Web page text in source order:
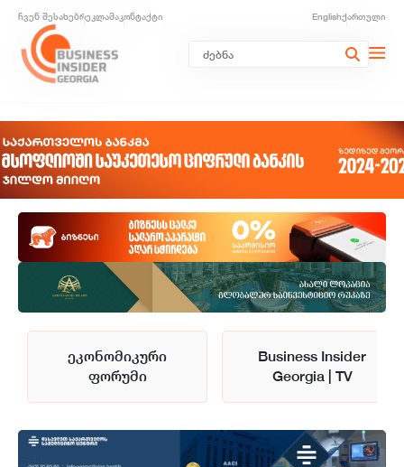
ჩვენ შესახებრეკლამაკონტაქტი Englishქართული
ეკონომიკური
ფორუმი
Business Insider
Georgia | TV